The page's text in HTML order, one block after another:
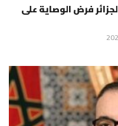
فرض الوصاية على